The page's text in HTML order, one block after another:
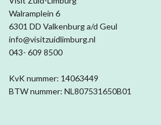
Walramplein 6
6301 DD Valkenburg a/d Geul
info@visitzuidlimburg.nl
043- 609 8500
KvK nummer: 14063449
BTW nummer: NL807531650B01